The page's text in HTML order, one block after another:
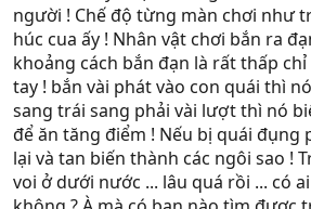
người ! Chế độ từng màn chơi như
húc cua ấy ! Nhân vật chơi bắn ra
khoảng cách bắn đạn là rất thấp
tay ! bắn vài phát vào con quái thì
sang trái sang phải vài lượt thì nó
để ăn tăng điểm ! Nếu bị quái đụng
lại và tan biến thành các ngôi sao !
voi ở dưới nước ... lâu quá rồi ... có